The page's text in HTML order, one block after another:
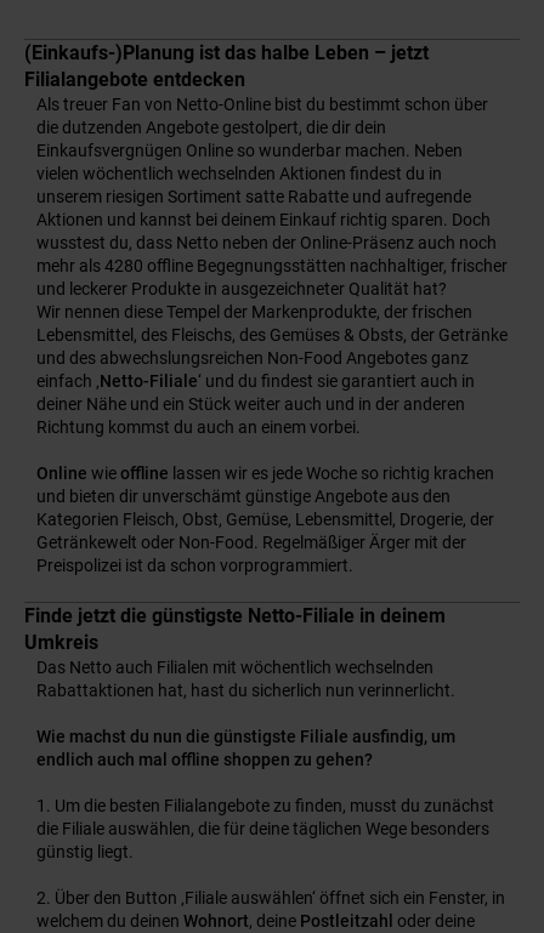
(Einkaufs-)Planung ist das halbe Leben – jetzt
Filialangebote entdecken
Als treuer Fan von Netto-Online bist du bestimmt schon über
die dutzenden Angebote gestolpert, die dir dein
Einkaufsvergnügen Online so wunderbar machen. Neben
vielen wöchentlich wechselnden Aktionen findest du in
unserem riesigen Sortiment satte Rabatte und aufregende
Aktionen und kannst bei deinem Einkauf richtig sparen. Doch
wusstest du, dass Netto neben der Online-Präsenz auch noch
mehr als 4280 offline Begegnungsstätten nachhaltiger, frischer
und leckerer Produkte in ausgezeichneter Qualität hat?
Wir nennen diese Tempel der Markenprodukte, der frischen
Lebensmittel, des Fleischs, des Gemüses & Obsts, der Getränke
und des abwechslungsreichen Non-Food Angebotes ganz
einfach ‚ Netto-Filiale‘ und du findest sie garantiert auch in
deiner Nähe und ein Stück weiter auch und in der anderen
Richtung kommst du auch an einem vorbei.
Online wieoffline lassen wir es jede Woche so richtig krachen
und bieten dir unverschämt günstige Angebote aus den
Kategorien Fleisch, Obst, Gemüse, Lebensmittel, Drogerie, der
Getränkewelt oder Non-Food. Regelmäßiger Ärger mit der
Preispolizei ist da schon vorprogrammiert.
Finde jetzt die günstigste Netto-Filiale in deinem
Umkreis
Das Netto auch Filialen mit wöchentlich wechselnden
Rabattaktionen hat, hast du sicherlich nun verinnerlicht.
Wie machst du nun die günstigste Filiale ausfindig, um
endlich auch mal offline shoppen zu gehen?
Um die besten Filialangebote zu finden, musst du zunächst
die Filiale auswählen, die für deine täglichen Wege besonders
günstig liegt.
Über den Button ‚Filiale auswählen‘ öffnet sich ein Fenster, in
welchem du deinen Wohnort, deine Postleitzahl oder deine